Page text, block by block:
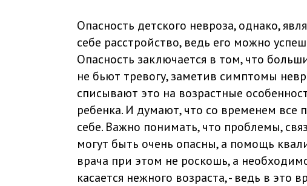
Опасность детского невроза, однако,
себе расстройство, ведь его можно
Опасность заключается в том, что
не бьют тревогу, заметив симптомы
списывают это на возрастные
ребенка. И думают, что со временем все
себе. Важно понимать, что проблемы,
могут быть очень опасны, а помощь
врача при этом не роскошь, а
касается нежного возраста, - ведь в это